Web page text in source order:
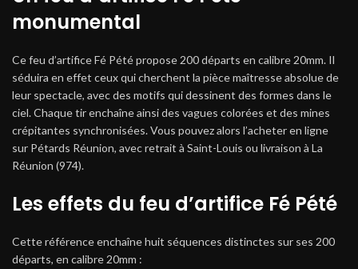
monumental
Ce feu d’artifice Fé Pété propose 200 départs en calibre 20mm. Il
séduira en effet ceux qui cherchent la pièce maîtresse absolue de
leur spectacle, avec des motifs qui dessinent des formes dans le
ciel. Chaque tir enchaîne ainsi des vagues colorées et des mines
crépitantes synchronisées. Vous pouvez alors l’acheter en ligne
sur Pétards Réunion, avec retrait à Saint-Louis ou livraison à La
Réunion (974).
Les effets du feu d’artifice Fé Pété
Cette référence enchaîne huit séquences distinctes sur ses 200
départs, en calibre 20mm :